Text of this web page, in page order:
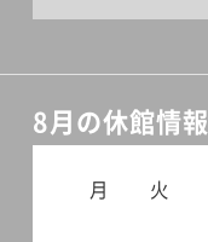
8月の休館情報
月 火